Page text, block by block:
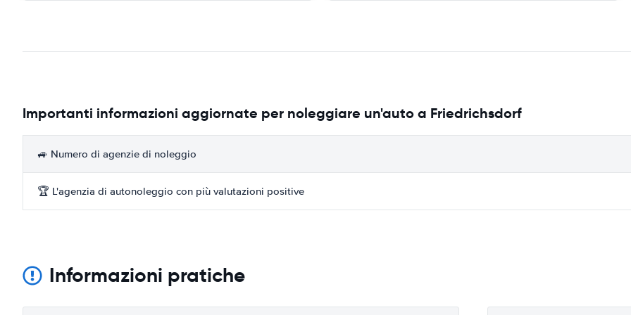
Importanti informazioni aggiornate per noleggiare un'auto a Friedrichsdorf
🚙 Numero di agenzie di noleggio
🏆 L'agenzia di autonoleggio con più valutazioni positive
Informazioni pratiche